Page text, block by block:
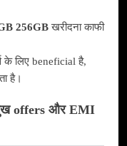
256GBखरीदना काफी
के लिए beneficial है,
है।
offers और EMI